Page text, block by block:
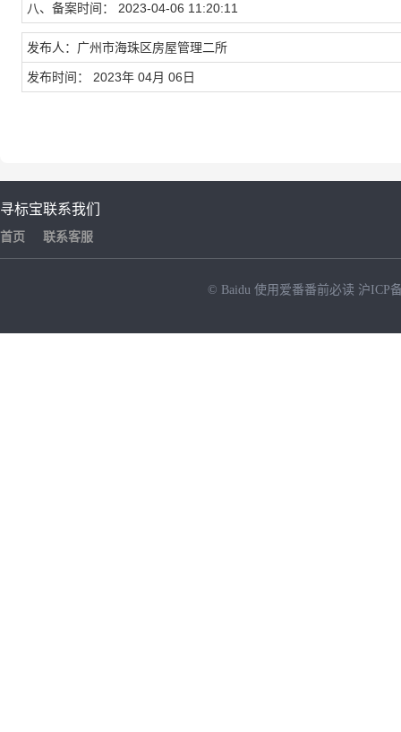
八、备案时间： 2023-04-06 11:20:11
发布人：广州市海珠区房屋管理二所
发布时间： 2023年 04月 06日
寻标宝
首页
联系我们
联系客服
© Baidu 使用爱番番前必读 沪ICP